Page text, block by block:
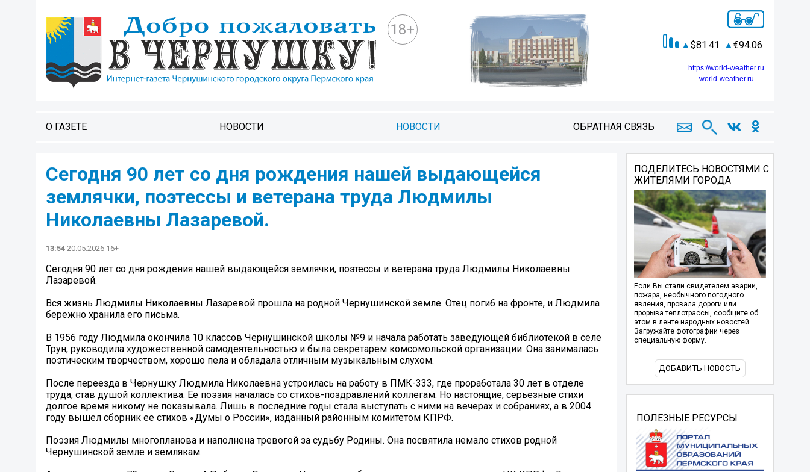
18+
81.41 94.06
https://world-weather.ru
world-weather.ru
О ГАЗЕТЕ НОВОСТИ НОВОСТИ ОБРАТНАЯ СВЯЗЬ
Сегодня 90 лет со дня рождения нашей выдающейся
землячки, поэтессы и ветерана труда Людмилы
Николаевны Лазаревой.
13:54 20.05.2026 16+
Сегодня 90 лет со дня рождения нашей выдающейся землячки, поэтессы и ветерана труда Людмилы Николаевны
Лазаревой.
Вся жизнь Людмилы Николаевны Лазаревой прошла на родной Чернушинской земле. Отец погиб на фронте, и Людмила
бережно хранила его письма.
В 1956 году Людмила окончила 10 классов Чернушинской школы №9 и начала работать заведующей библиотекой в селе
Трун, руководила художественной самодеятельностью и была секретарем комсомольской организации. Она занималась
поэтическим творчеством, хорошо пела и обладала отличным музыкальным слухом.
После переезда в Чернушку Людмила Николаевна устроилась на работу в ПМК-333, где проработала 30 лет в отделе
труда, став душой коллектива. Ее поэзия началась со стихов-поздравлений коллегам. Но настоящие, серьезные стихи
долгое время никому не показывала. Лишь в последние годы стала выступать с ними на вечерах и собраниях, а в 2004
году вышел сборник ее стихов «Думы о России», изданный районным комитетом КПРФ.
Поэзия Людмилы многопланова и наполнена тревогой за судьбу Родины. Она посвятила немало стихов родной
Чернушинской земле и землякам.
ПОДЕЛИТЕСЬ НОВОСТЯМИ С
ЖИТЕЛЯМИ ГОРОДА
Если Вы стали свидетелем аварии,
пожара, необычного погодного
явления, провала дороги или
прорыва теплотрассы, сообщите об
этом в ленте народных новостей.
Загружайте фотографии через
специальную форму.
ДОБАВИТЬ НОВОСТЬ
ПОЛЕЗНЫЕ РЕСУРСЫ